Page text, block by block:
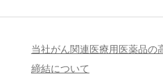
当社がん関連医療用医薬品の
締結について